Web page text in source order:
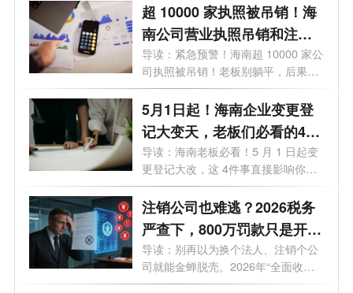
超 10000 家执照被吊销！海
南公司营业执照吊销和注销
一样吗？企业被吊销后应该
怎么处理？看这篇就够了！
导读：紧急预警！海南超 10000 家公
司执照被吊销！老板别躺平，后果直
接影...
5月1日起！海南企业变更登
记大变天，老板们必看的4个
关键影响
导读：海南老板必看！5 月 1 日起变
更登记大改，这 4件事直接影响你的
钱袋...
注销公司也难逃？2026税务
严查下，800万罚款只是开
始！老板们的最后自救指南
导读：别再以为换个法人、注销个公
司就能金蝉脱壳。2026年“全面收割
期”...